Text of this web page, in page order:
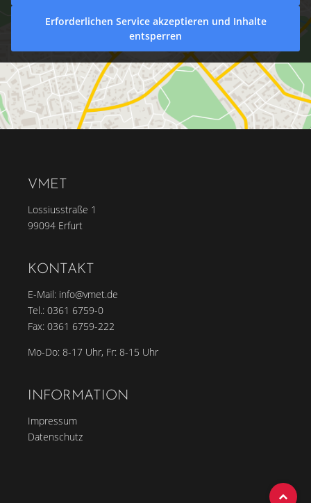
Erforderlichen Service akzeptieren und Inhalte
entsperren
VMET
Lossiusstraße 1
99094 Erfurt
KONTAKT
E-Mail: info@vmet.de
Tel.: 0361 6759-0
Fax: 0361 6759-222
Mo-Do: 8-17 Uhr, Fr: 8-15 Uhr
INFORMATION
Impressum
Datenschutz